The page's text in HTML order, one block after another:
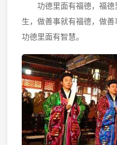
功德里面有福德，福德
生，做善事就有福德，做善
功德里面有智慧。